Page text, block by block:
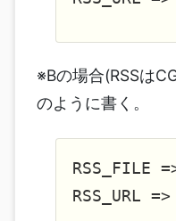
※Bの場合(RSSは
のように書く。
RSS_FILE